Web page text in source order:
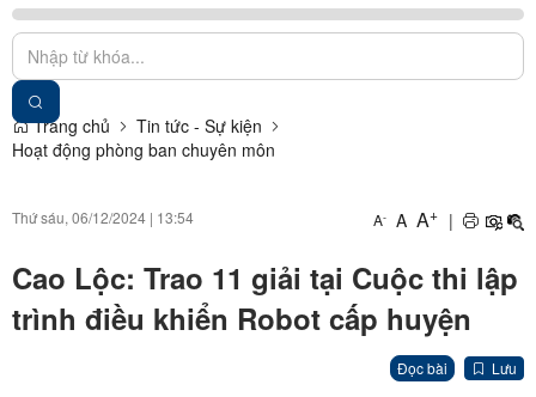
Trang chủ
Tin tức - Sự kiện
Hoạt động phòng ban chuyên môn
Thứ sáu, 06/12/2024 | 13:54 A- A A+ |
Cao Lộc: Trao 11 giải tại Cuộc thi lập
trình điều khiển Robot cấp huyện
Đọc bài Lưu